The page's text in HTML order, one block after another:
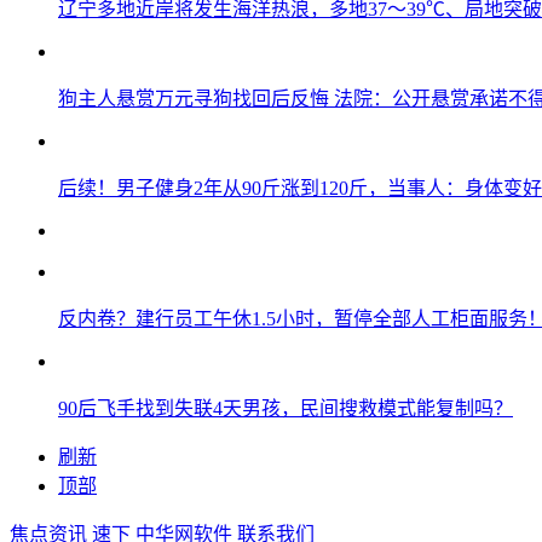
辽宁多地近岸将发生海洋热浪，多地37～39℃、局地突
狗主人悬赏万元寻狗找回后反悔 法院：公开悬赏承诺不
后续！男子健身2年从90斤涨到120斤，当事人：身体变
反内卷？建行员工午休1.5小时，暂停全部人工柜面服务！
90后飞手找到失联4天男孩，民间搜救模式能复制吗？
刷新
顶部
焦点资讯 速下 中华网软件 联系我们